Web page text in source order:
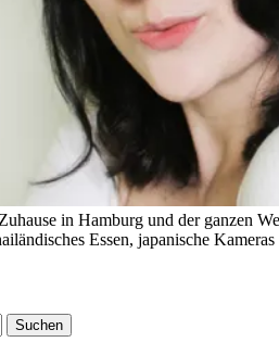
in Hamburg und der ganzen
Essen, japanische